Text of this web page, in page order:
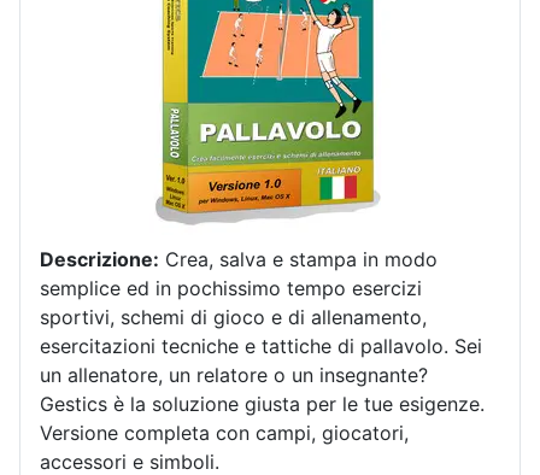
Descrizione: Crea, salva e stampa in modo
semplice ed in pochissimo tempo esercizi
sportivi, schemi di gioco e di allenamento,
esercitazioni tecniche e tattiche di pallavolo. Sei
un allenatore, un relatore o un insegnante?
Gestics è la soluzione giusta per le tue esigenze.
Versione completa con campi, giocatori,
accessori e simboli.